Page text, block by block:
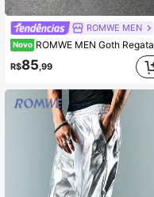
ROMWE MEN
Novo ROMWE MEN Goth Regata Masculina de Verão com Estampa de Desenho Animado
R$85 ,99